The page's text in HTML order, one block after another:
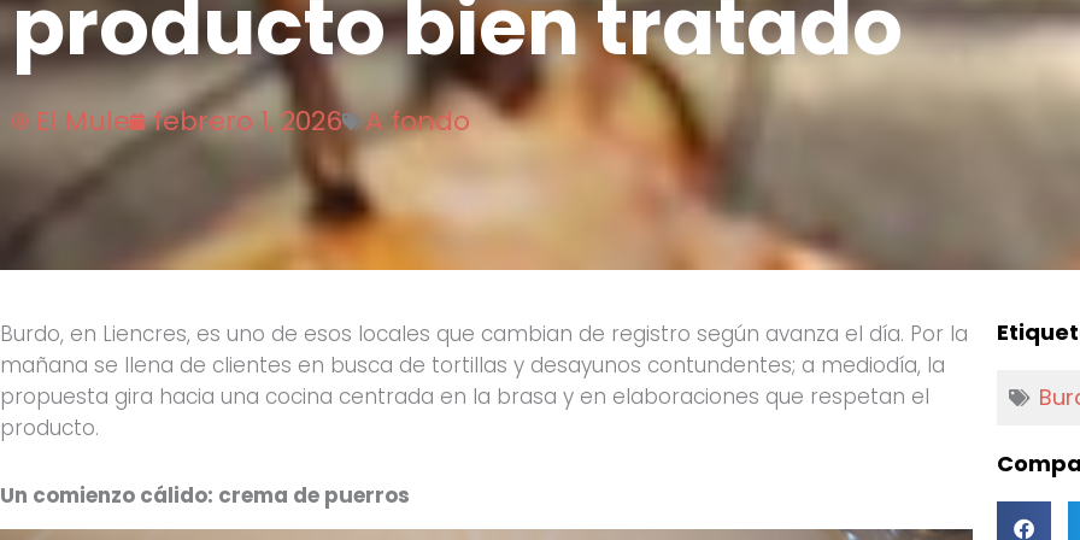
producto bien tratado
El Mule febrero 1, 2026 A fondo
Burdo, en Liencres, es uno de esos locales que cambian de registro según avanza el día. Por la
mañana se llena de clientes en busca de tortillas y desayunos contundentes; a mediodía, la
propuesta gira hacia una cocina centrada en la brasa y en elaboraciones que respetan el
producto.
Un comienzo cálido: crema de puerros